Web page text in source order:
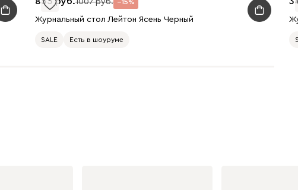
1007 15
Журнальный стол Лейтон Ясень Черный
SALE Есть в шоуруме